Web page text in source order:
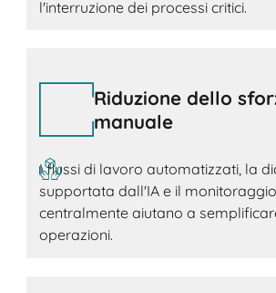
l'interruzione dei processi critici.
Riduzione dello
manuale
I flussi di lavoro automatizzati, la
supportata dall'IA e il
centralmente aiutano a
operazioni.